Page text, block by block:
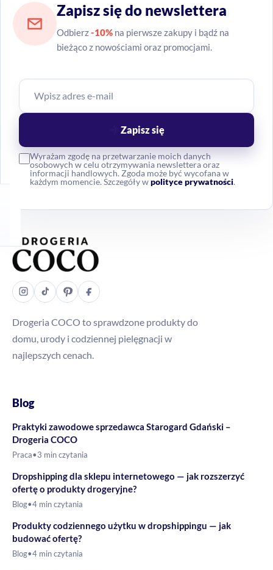
Zapisz się do newslettera
Odbierz-10% na pierwsze zakupy i bądź na
bieżąco z nowościami oraz promocjami.
Wyrażam zgodę na przetwarzanie moich danych
osobowych w celu otrzymywania newslettera oraz
informacji handlowych. Zgoda może być wycofana w
każdym momencie. Szczegóły wpolityce prywatności.
Zapisz się
Drogeria COCO to sprawdzone produkty do
domu, urody i codziennej pielęgnacji w
najlepszych cenach.
Blog
Praktyki zawodowe sprzedawca Starogard Gdański –
Drogeria COCO
Praca•3 min czytania
Dropshipping dla sklepu internetowego — jak rozszerzyć
ofertę o produkty drogeryjne?
Blog•4 min czytania
Produkty codziennego użytku w dropshippingu — jak
budować ofertę?
Blog•4 min czytania